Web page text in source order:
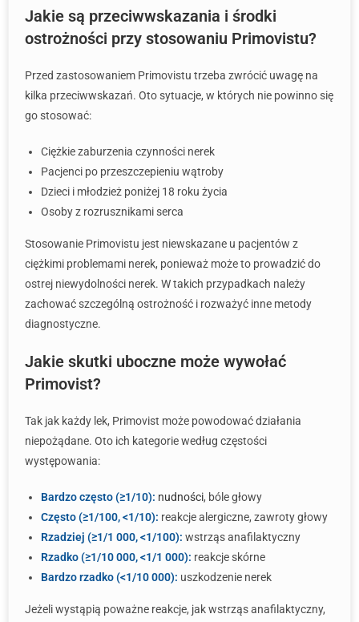
Jakie są przeciwwskazania i środki
ostrożności przy stosowaniu Primovistu?
Przed zastosowaniem Primovistu trzeba zwrócić uwagę na
kilka przeciwwskazań. Oto sytuacje, w których nie powinno się
go stosować:
Ciężkie zaburzenia czynności nerek
Pacjenci po przeszczepieniu wątroby
Dzieci i młodzież poniżej 18 roku życia
Osoby z rozrusznikami serca
Stosowanie Primovistu jest niewskazane u pacjentów z
ciężkimi problemami nerek, ponieważ może to prowadzić do
ostrej niewydolności nerek. W takich przypadkach należy
zachować szczególną ostrożność i rozważyć inne metody
diagnostyczne.
Jakie skutki uboczne może wywołać
Primovist?
Tak jak każdy lek, Primovist może powodować działania
niepożądane. Oto ich kategorie według częstości
występowania:
Bardzo często (≥1/10): nudności, bóle głowy
Często (≥1/100, <1/10): reakcje alergiczne, zawroty głowy
Rzadziej (≥1/1 000, <1/100): wstrząs anafilaktyczny
Rzadko (≥1/10 000, <1/1 000): reakcje skórne
Bardzo rzadko (<1/10 000): uszkodzenie nerek
Jeżeli wystąpią poważne reakcje, jak wstrząs anafilaktyczny,